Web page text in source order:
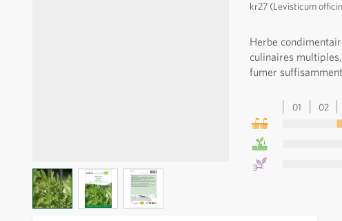
kr27 (Levisticum
Herbe
culinaires
fumer
01 02
View larger imageView larger imageView larger image